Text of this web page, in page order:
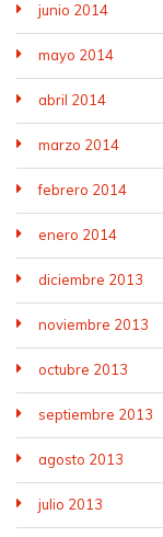
junio 2014
mayo 2014
abril 2014
marzo 2014
febrero 2014
enero 2014
diciembre 2013
noviembre 2013
octubre 2013
septiembre 2013
agosto 2013
julio 2013